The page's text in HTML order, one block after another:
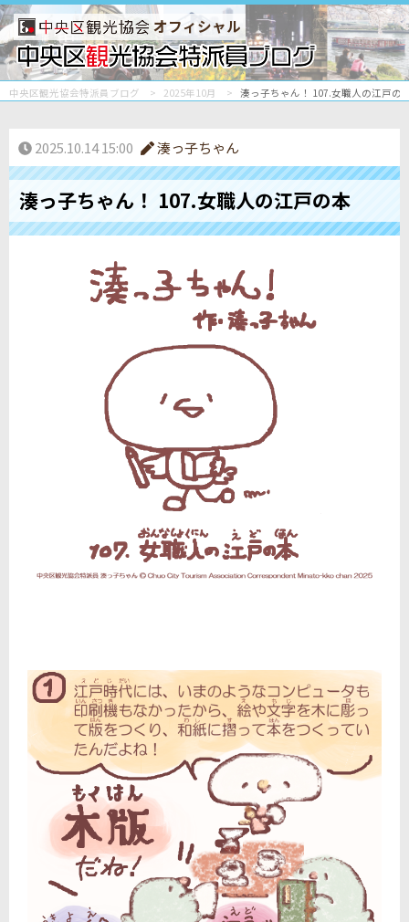
オフィシャル
中央区観光協会特派員ブログ 2025年10月 湊っ子ちゃん！ 107.女職人の江戸の
2025.10.14 15:00 湊っ子ちゃん
湊っ子ちゃん！ 107.女職人の江戸の本